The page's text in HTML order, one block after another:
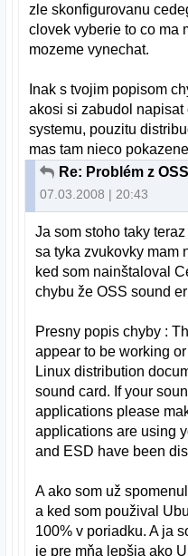
zle skonfigurovanu
clovek vyberie to co ma
mozeme vynechat.
Inak s tvojim popisom
akosi si zabudol
systemu, pouzitu
mas tam nieco
Re: Problém z
07.03.2008 | 20:43
Ja som stoho taky
sa tyka zvukovky mam
ked som nainštaloval
chybu že OSS sound
Presny popis chyby :
appear to be working
Linux distribution
sound card. If your
applications please
applications are using
and ESD have been
A ako som už
a ked som použival
100% v poriadku. A ja
je pre mňa lepšia ako